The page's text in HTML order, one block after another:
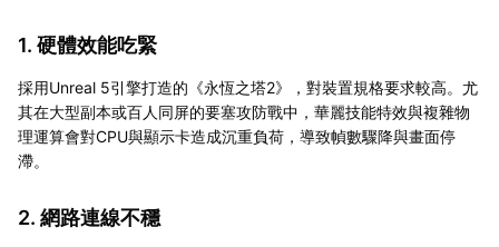
1. 硬體效能吃緊
採用Unreal 5引擎打造的《永恆之塔2》，對裝置規格要求較高。尤
其在大型副本或百人同屏的要塞攻防戰中，華麗技能特效與複雜物
理運算會對CPU與顯示卡造成沉重負荷，導致幀數驟降與畫面停
滯。
2. 網路連線不穩